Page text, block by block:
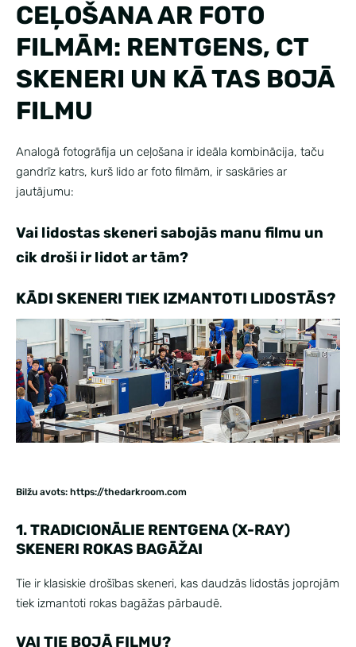
CEĻOŠANA AR FOTO
FILMĀM: RENTGENS, CT
SKENERI UN KĀ TAS BOJĀ
FILMU
Analogā fotogrāfija un ceļošana ir ideāla kombinācija, taču
gandrīz katrs, kurš lido ar foto filmām, ir saskāries ar
jautājumu:
Vai lidostas skeneri sabojās manu filmu un
cik droši ir lidot ar tām?
KĀDI SKENERI TIEK IZMANTOTI LIDOSTĀS?
Bilžu avots: https://thedarkroom.com
1. TRADICIONĀLIE RENTGENA (X-RAY)
SKENERI ROKAS BAGĀŽAI
Tie ir klasiskie drošības skeneri, kas daudzās lidostās joprojām
tiek izmantoti rokas bagāžas pārbaudē.
VAI TIE BOJĀ FILMU?